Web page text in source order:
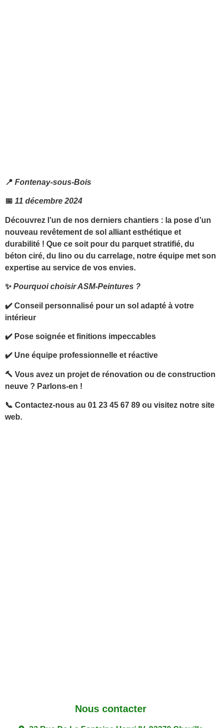
📍 Fontenay-sous-Bois
📅 11 décembre 2024
Découvrez l’un de nos derniers chantiers : la pose d’un
nouveau revêtement de sol alliant esthétique et
durabilité ! Que ce soit pour du parquet stratifié, du
béton ciré, du lino ou du carrelage, notre équipe met son
expertise au service de vos envies.
✨Pourquoi choisir ASM-Peintures ?
✔️ Conseil personnalisé pour un sol adapté à votre
intérieur
✔️ Pose soignée et finitions impeccables
✔️ Une équipe professionnelle et réactive
🔨 Vous avez un projet de rénovation ou de construction
neuve ? Parlons-en !
📞 Contactez-nous au 01 23 45 67 89 ou visitez notre site
web.
Nous contacter